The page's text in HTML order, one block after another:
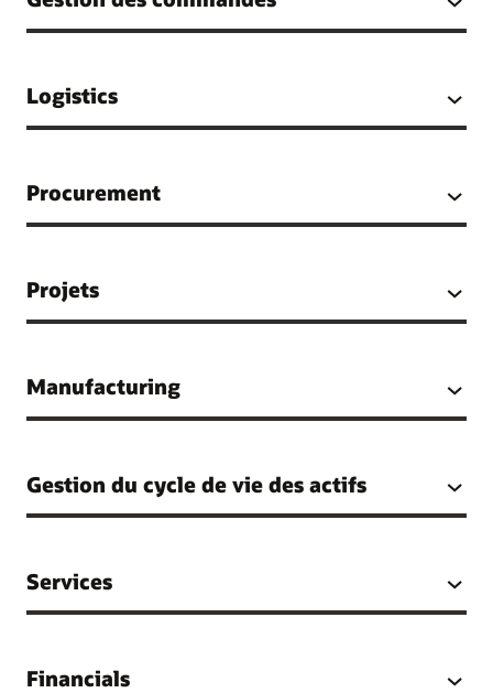
Logistics
Procurement
Projets
Manufacturing
Gestion du cycle de vie des actifs
Services
Financials